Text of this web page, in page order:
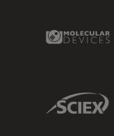
Sciex